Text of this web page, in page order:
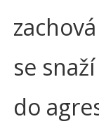
se
do